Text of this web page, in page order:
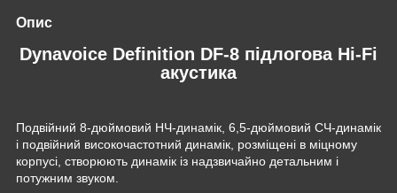
Опис
Dynavoice Definition DF-8 підлогова Hi-Fi
акустика
Подвійний 8-дюймовий НЧ-динамік, 6,5-дюймовий СЧ-динамік
і подвійний високочастотний динамік, розміщені в міцному
корпусі, створюють динамік із надзвичайно детальним і
потужним звуком.